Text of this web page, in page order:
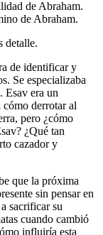
de Abraham.
de Abraham.
detalle.
Se especializaba
Esav era un
cómo derrotar al
pero ¿cómo
¿Qué tan
cazador y
sin pensar en
sacrificar su
cuando cambió
influiría esta